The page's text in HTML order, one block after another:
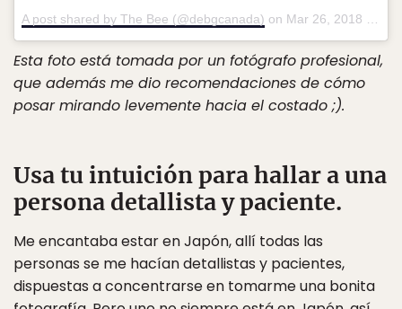
A post shared by The Bee (@debgcanada) on Mar 26, 2018 at 6:19pm PDT
Esta foto está tomada por un fotógrafo profesional,
que además me dio recomendaciones de cómo
posar mirando levemente hacia el costado ;).
Usa tu intuición para hallar a una
persona detallista y paciente.
Me encantaba estar en Japón, allí todas las
personas se me hacían detallistas y pacientes,
dispuestas a concentrarse en tomarme una bonita